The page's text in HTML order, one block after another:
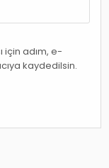
için adım, e-
kaydedilsin.